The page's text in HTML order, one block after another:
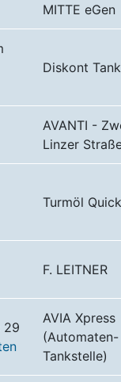
MITTE eGen
Diskont
AVANTI -
Linzer
Turmöl Quick
F. LEITNER
29
AVIA Xpress
(Automaten-
Tankstelle)